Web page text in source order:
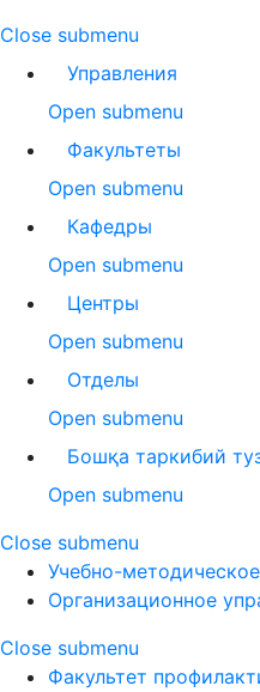
Close submenu
Управления
Open submenu
Факультеты
Open submenu
Кафедры
Open submenu
Центры
Open submenu
Отделы
Open submenu
Бошқа таркибий
Open submenu
Close submenu
Учебно-
Организационное
Close submenu
Факультет